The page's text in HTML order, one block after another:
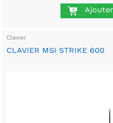
Clavier
CLAVIER MSI STRIKE 600